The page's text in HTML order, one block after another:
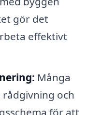
gör det
effektivt
Många
och